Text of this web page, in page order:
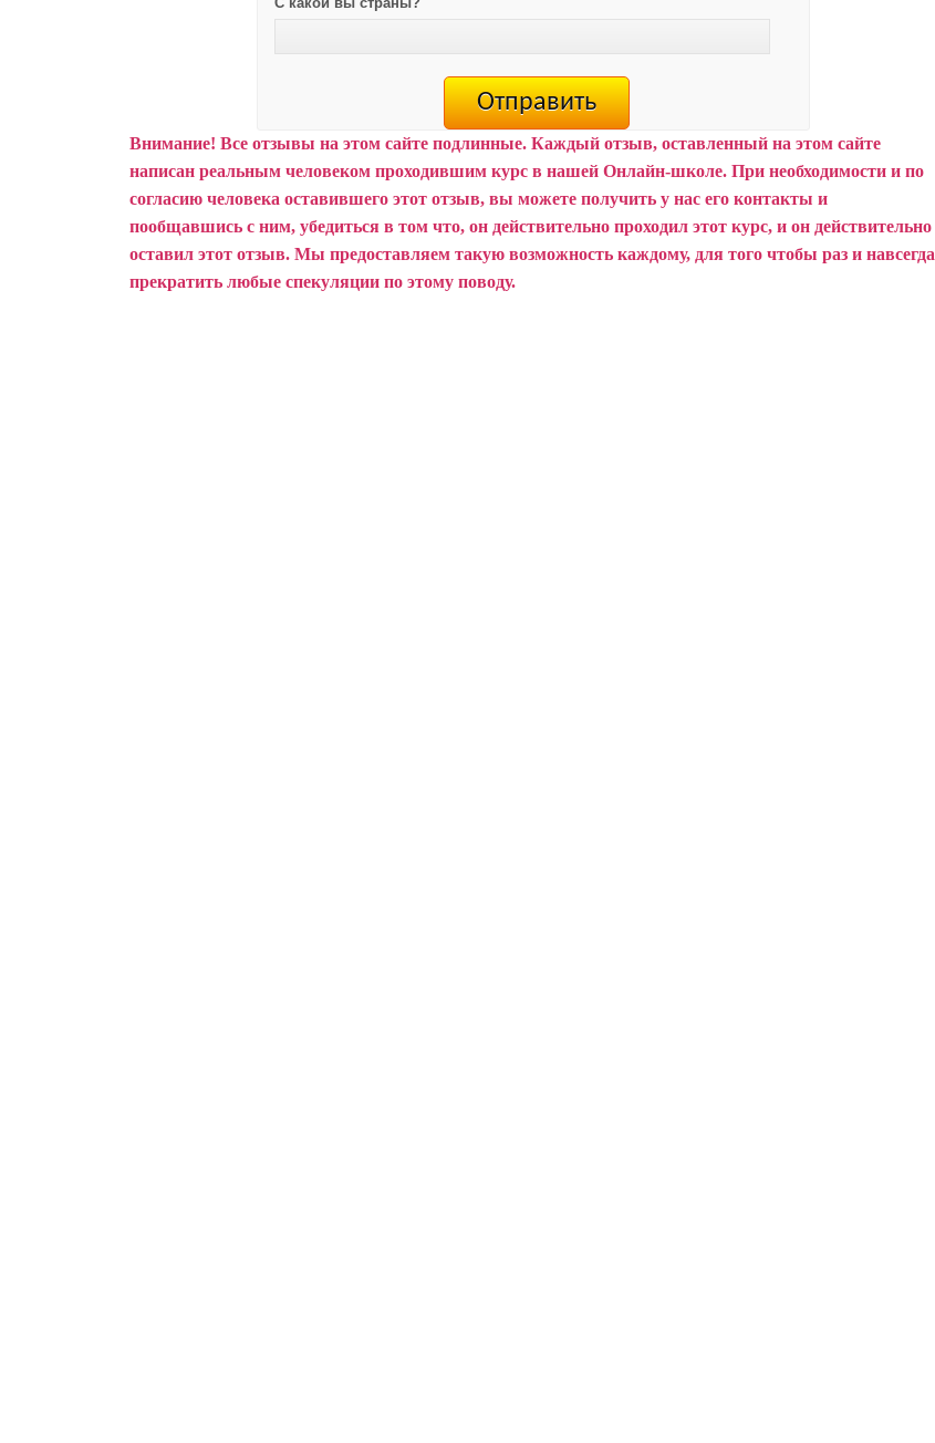
Внимание! Все отзывы на этом сайте подлинные. Каждый отзыв, оставленный на этом сайте
написан реальным человеком проходившим курс в нашей Онлайн-школе. При необходимости и по
согласию человека оставившего этот отзыв, вы можете получить у нас его контакты и
пообщавшись с ним, убедиться в том что, он действительно проходил этот курс, и он действительно
оставил этот отзыв. Мы предоставляем такую возможность каждому, для того чтобы раз и навсегда
прекратить любые спекуляции по этому поводу.